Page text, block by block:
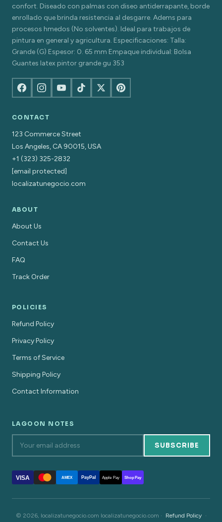
confort. Diseado con palmas con diseo antiderrapante, borde
enrollado que brinda resistencia al desgarre. Adems para
procesos hmedos (No solventes). Ideal para trabajos de
pintura en general y agricultura. Especificaciones: Talla:
Grande (G) Espesor: 0. 65 mm Empaque individual: Bolsa
Guantes latex pintor grande gu 353
CONTACT
123 Commerce Street
Los Angeles, CA 90015, USA
+1 (323) 325-2832
[email protected]
localizatunegocio.com
ABOUT
About Us
Contact Us
FAQ
Track Order
POLICIES
Refund Policy
Privacy Policy
Terms of Service
Shipping Policy
Contact Information
LAGOON NOTES
SUBSCRIBE
VISA AMEX PayPal Apple Pay Shop Pay
© 2026, localizatunegocio.com localizatunegocio.com · Refund Policy ·